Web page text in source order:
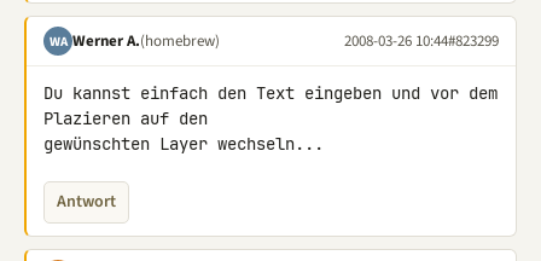
WA Werner A.(homebrew) 2008-03-26 10:44#823299
Du kannst einfach den Text eingeben und vor dem
Plazieren auf den
gewünschten Layer wechseln...
Antwort